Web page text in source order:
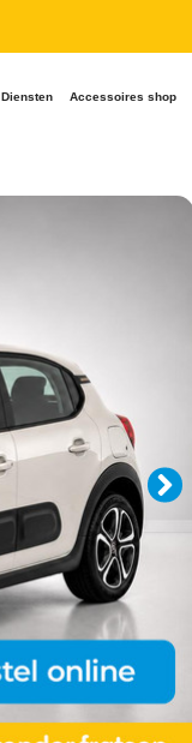
Diensten Accessoires shop